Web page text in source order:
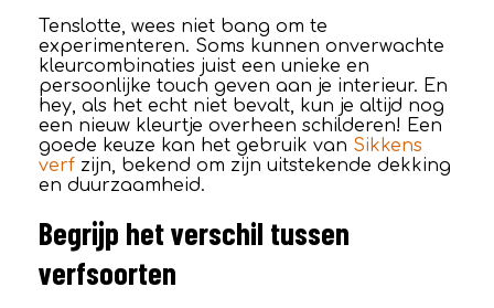
Tenslotte, wees niet bang om te
experimenteren. Soms kunnen onverwachte
kleurcombinaties juist een unieke en
persoonlijke touch geven aan je interieur. En
hey, als het echt niet bevalt, kun je altijd nog
een nieuw kleurtje overheen schilderen! Een
goede keuze kan het gebruik van Sikkens
verfzijn, bekend om zijn uitstekende dekking
en duurzaamheid.
Begrijp het verschil tussen
verfsoorten